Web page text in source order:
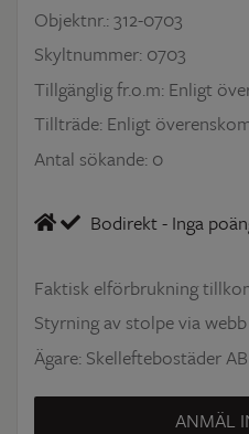
Objektnr.: 312-0703
Skyltnummer: 0703
Tillgänglig fr.o.m: Enligt
Tillträde: Enligt
Antal sökande: 0
Bodirekt - Inga
Faktisk elförbrukning
Styrning av stolpe via webb
Ägare: Skelleftebostäder AB
ANMÄL